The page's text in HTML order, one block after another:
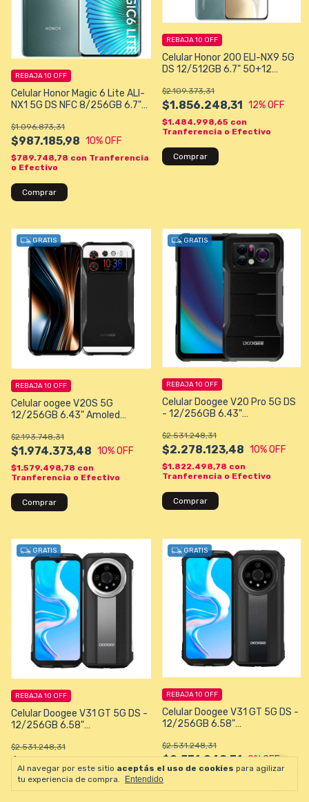
Al navegar por este sitio aceptás el uso de cookies para agilizar
tu experiencia de compra.
Entendido
Celular Honor Magic 6 Lite ALI-
NX1 5G DS NFC 8/256GB 6.7"
Esmeralda Green
$987.185,98
$1.096.873,31
10% OFF
REBAJA 10 OFF
$789.748,78 con Tranferencia
o Efectivo
Comprar
Celular Honor 200 ELI-NX9 5G
DS 12/512GB 6.7" 50+12
Green
$1.856.248,31
$2.109.373,31
12% OFF
REBAJA 10 OFF
$1.484.998,65 con
Tranferencia o Efectivo
Comprar
GRATIS
Celular oogee V20S 5G
12/256GB 6.43" Amoled
$1.974.373,48
$2.193.748,31
10% OFF
REBAJA 10 OFF
$1.579.498,78 con
Tranferencia o Efectivo
Comprar
GRATIS
Celular Doogee V20 Pro 5G DS
- 12/256GB 6.43"
Negro
$2.278.123,48
$2.531.248,31
10% OFF
REBAJA 10 OFF
$1.822.498,78 con
Tranferencia o Efectivo
Comprar
GRATIS
Celular Doogee V31 GT 5G DS -
12/256GB 6.58"
$2.531.248,31
$2.531.248,31
REBAJA 10 OFF
$2.024.998,65con
GRATIS
Celular Doogee V31 GT 5G DS -
12/256GB 6.58"
$2.531.248,31
$2.531.248,31
0% OFF
REBAJA 10 OFF
$2.024.998,65
Tranferencia o Efectivo